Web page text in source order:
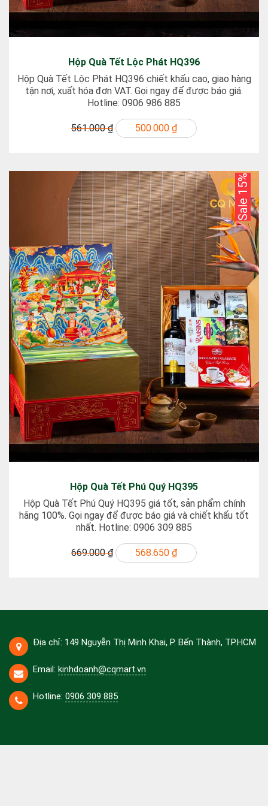
Hộp Quà Tết Lộc Phát HQ396
Hộp Quà Tết Lộc Phát HQ396 chiết khấu cao, giao hàng
tận nơi, xuất hóa đơn VAT. Gọi ngay để được báo giá.
Hotline: 0906 986 885
561.000 ₫ 500.000 ₫
Sale 15%
Hộp Quà Tết Phú Quý HQ395
Hộp Quà Tết Phú Quý HQ395 giá tốt, sản phẩm chính
hãng 100%. Gọi ngay để được báo giá và chiết khấu tốt
nhất. Hotline: 0906 309 885
669.000 ₫ 568.650 ₫
Địa chỉ: 149 Nguyễn Thị Minh Khai, P. Bến Thành, TP.HCM
Email: kinhdoanh@cqmart.vn
Hotline: 0906 309 885